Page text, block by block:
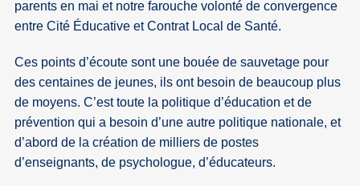
parents en mai et notre farouche volonté de convergence
entre Cité Éducative et Contrat Local de Santé.
Ces points d’écoute sont une bouée de sauvetage pour
des centaines de jeunes, ils ont besoin de beaucoup plus
de moyens. C’est toute la politique d’éducation et de
prévention qui a besoin d’une autre politique nationale, et
d’abord de la création de milliers de postes
d’enseignants, de psychologue, d’éducateurs.